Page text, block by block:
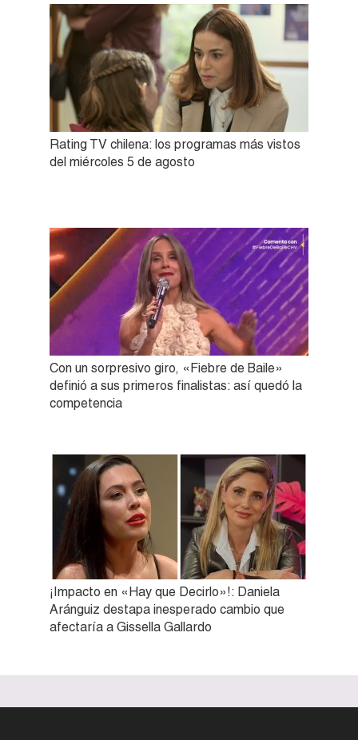
Rating TV chilena: los programas más vistos
del miércoles 5 de agosto
Con un sorpresivo giro, «Fiebre de Baile»
definió a sus primeros finalistas: así quedó la
competencia
¡Impacto en «Hay que Decirlo»!: Daniela
Aránguiz destapa inesperado cambio que
afectaría a Gissella Gallardo